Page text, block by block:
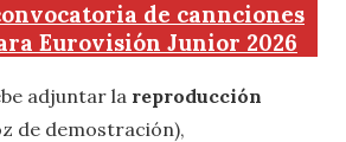
de cannciones
Eurovisión Junior 2026
adjuntar la reproducción
de demostración),